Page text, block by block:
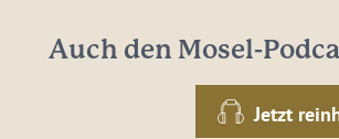
Auch den Mosel-
Jetzt